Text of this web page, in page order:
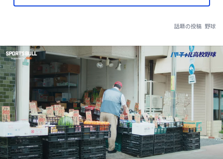
話題の投稿 野球